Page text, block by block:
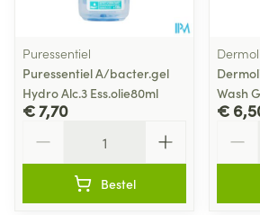
Puressentiel
Puressentiel A/bacter.gel
Hydro Alc.3 Ess.olie80ml
€ 7,70
Bestel
Wash
€